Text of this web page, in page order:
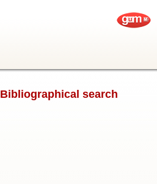
Bibliographical search